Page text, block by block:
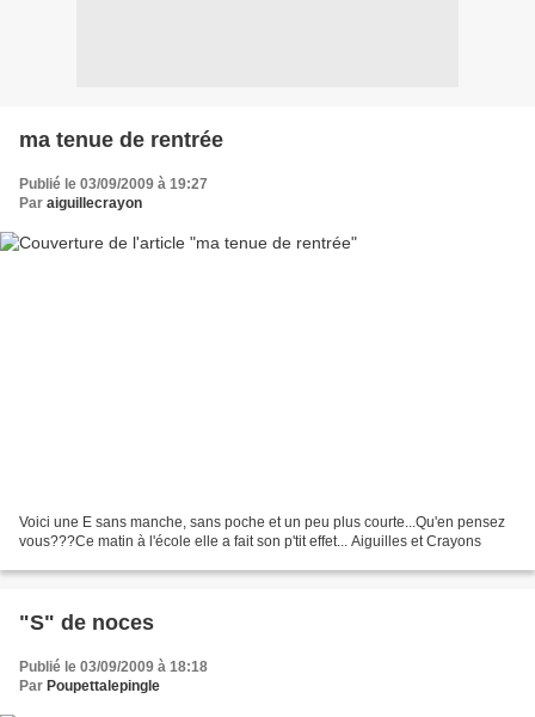
ma tenue de rentrée
Publié le 03/09/2009 à 19:27
Par aiguillecrayon
Voici une E sans manche, sans poche et un peu plus courte...Qu'en pensez
vous???Ce matin à l'école elle a fait son p'tit effet... Aiguilles et Crayons
"S" de noces
Publié le 03/09/2009 à 18:18
Par Poupettalepingle